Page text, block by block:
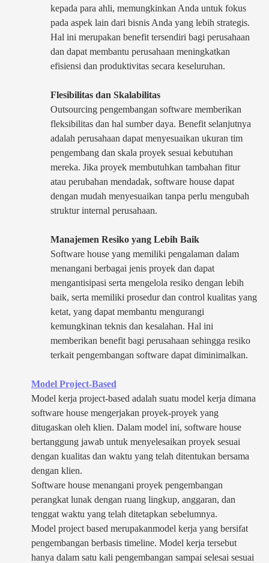
kepada para ahli, memungkinkan Anda untuk fokus
pada aspek lain dari bisnis Anda yang lebih strategis.
Hal ini merupakan benefit tersendiri bagi perusahaan
dan dapat membantu perusahaan meningkatkan
efisiensi dan produktivitas secara keseluruhan.
Flesibilitas dan Skalabilitas
Outsourcing pengembangan software memberikan
fleksibilitas dan hal sumber daya. Benefit selanjutnya
adalah perusahaan dapat menyesuaikan ukuran tim
pengembang dan skala proyek sesuai kebutuhan
mereka. Jika proyek membutuhkan tambahan fitur
atau perubahan mendadak, software house dapat
dengan mudah menyesuaikan tanpa perlu mengubah
struktur internal perusahaan.
Manajemen Resiko yang Lebih Baik
Software house yang memiliki pengalaman dalam
menangani berbagai jenis proyek dan dapat
mengantisipasi serta mengelola resiko dengan lebih
baik, serta memiliki prosedur dan control kualitas yang
ketat, yang dapat membantu mengurangi
kemungkinan teknis dan kesalahan. Hal ini
memberikan benefit bagi perusahaan sehingga resiko
terkait pengembangan software dapat diminimalkan.
Model Project-Based
Model kerja project-based adalah suatu model kerja dimana
software house mengerjakan proyek-proyek yang
ditugaskan oleh klien. Dalam model ini, software house
bertanggung jawab untuk menyelesaikan proyek sesuai
dengan kualitas dan waktu yang telah ditentukan bersama
dengan klien.
Software house menangani proyek pengembangan
perangkat lunak dengan ruang lingkup, anggaran, dan
tenggat waktu yang telah ditetapkan sebelumnya.
Model project based merupakanmodel kerja yang bersifat
pengembangan berbasis timeline. Model kerja tersebut
hanya dalam satu kali pengembangan sampai selesai sesuai